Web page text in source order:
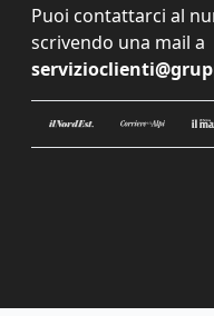
Puoi contattarci al
scrivendo una mail a